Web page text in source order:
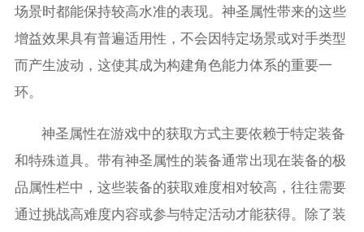
场景时都能保持较高水准的表现。神圣属性带来的这些
增益效果具有普遍适用性，不会因特定场景或对手类型
而产生波动，这使其成为构建角色能力体系的重要一
环。
神圣属性在游戏中的获取方式主要依赖于特定装备
和特殊道具。带有神圣属性的装备通常出现在装备的极
品属性栏中，这些装备的获取难度相对较高，往往需要
通过挑战高难度内容或参与特定活动才能获得。除了装